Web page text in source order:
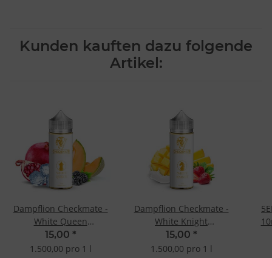
Kunden kauften dazu folgende
Artikel:
Dampflion Checkmate -
White Queen
10ml/120ml Longfill-
Aroma
15,00 *
1.500,00 pro 1 l
Dampflion Checkmate -
White Knight
10ml/120ml Longfill-
Aroma
15,00 *
1.500,00 pro 1 l